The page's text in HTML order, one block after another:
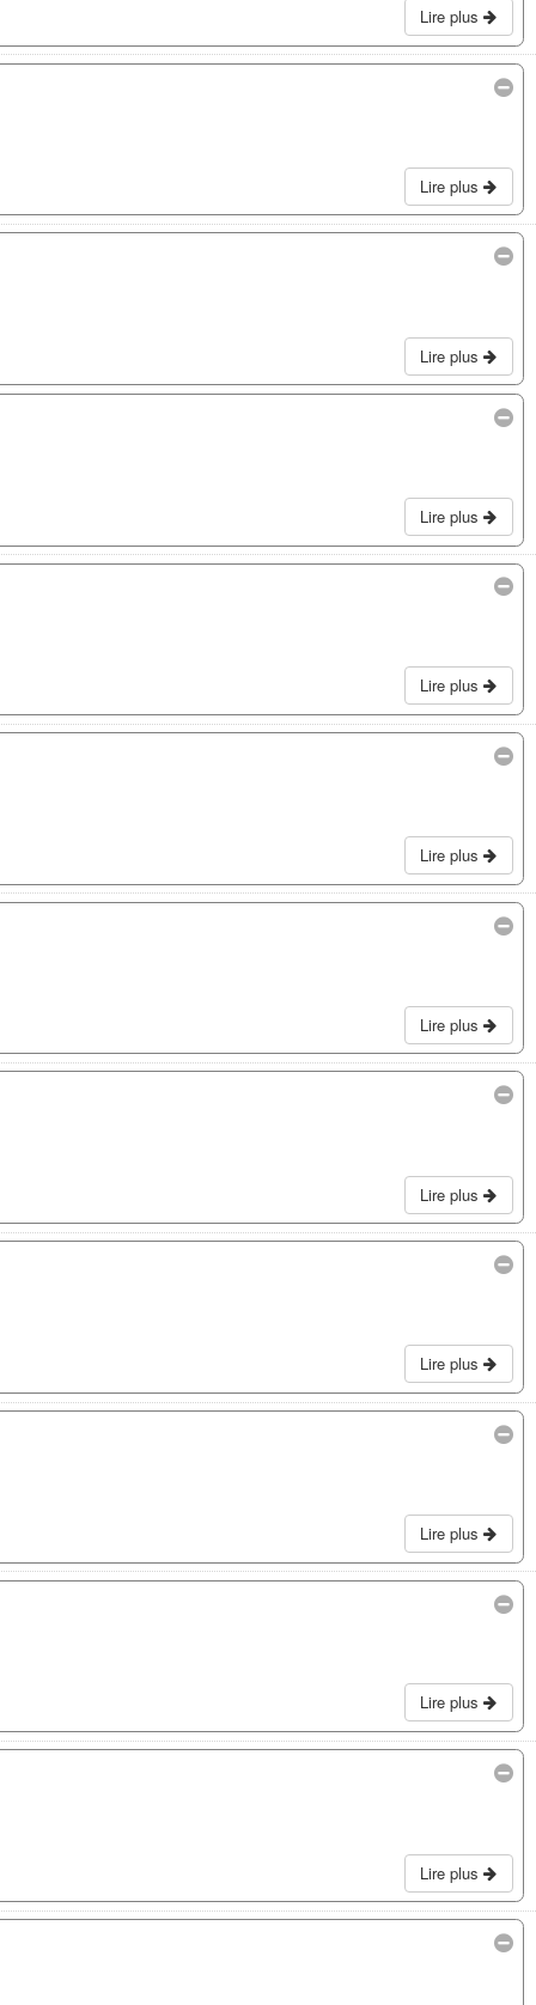
Lire plus
Lire plus
Lire plus
Lire plus
Lire plus
Lire plus
Lire plus
Lire plus
Lire plus
Lire plus
Lire plus
Lire plus